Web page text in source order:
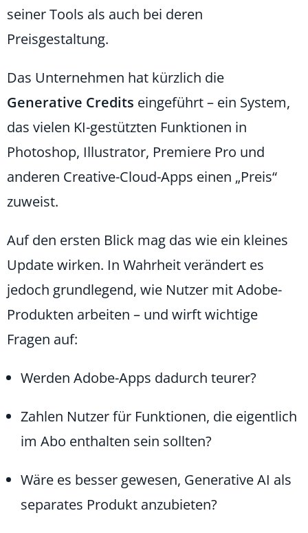
seiner Tools als auch bei deren
Preisgestaltung.
Das Unternehmen hat kürzlich die
Generative Credits eingeführt – ein System,
das vielen KI-gestützten Funktionen in
Photoshop, Illustrator, Premiere Pro und
anderen Creative-Cloud-Apps einen „Preis“
zuweist.
Auf den ersten Blick mag das wie ein kleines
Update wirken. In Wahrheit verändert es
jedoch grundlegend, wie Nutzer mit Adobe-
Produkten arbeiten – und wirft wichtige
Fragen auf:
Werden Adobe-Apps dadurch teurer?
Zahlen Nutzer für Funktionen, die eigentlich
im Abo enthalten sein sollten?
Wäre es besser gewesen, Generative AI als
separates Produkt anzubieten?